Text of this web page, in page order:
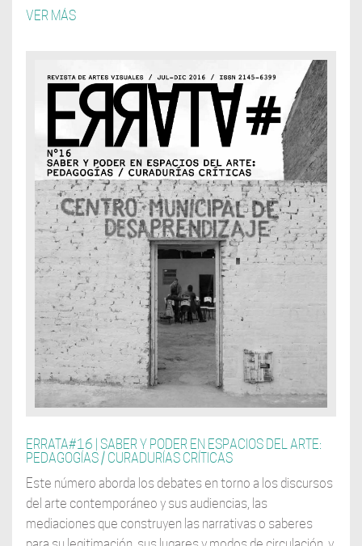
VER MÁS
ERRATA#16 | SABER Y PODER EN ESPACIOS DEL ARTE:
PEDAGOGÍAS / CURADURÍAS CRÍTICAS
Este número aborda los debates en torno a los discursos
del arte contemporáneo y sus audiencias, las
mediaciones que construyen las narrativas o saberes